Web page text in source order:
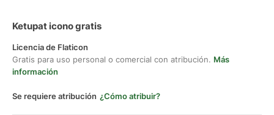
Ketupat icono gratis
Licencia de Flaticon
Gratis para uso personal o comercial con atribución. Más
información
Se requiere atribución ¿Cómo atribuir?